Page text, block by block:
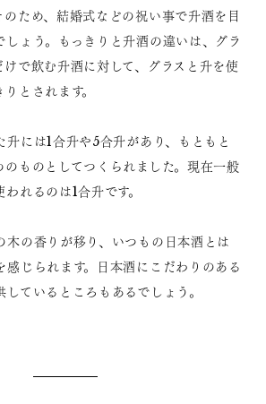
のため、結婚式などの祝い事で升酒を目
しょう。もっきりと升酒の違いは、グラ
けで飲む升酒に対して、グラスと升を使
とされます。
升には1合升や5合升があり、もともと
のものとしてつくられました。現在一般
れるのは1合升です。
木の香りが移り、いつもの日本酒とは
感じられます。日本酒にこだわりのある
ているところもあるでしょう。